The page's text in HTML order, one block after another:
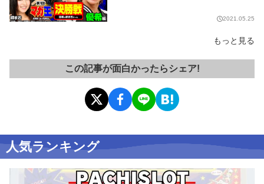
2021.05.25
もっと見る
この記事が面白かったらシェア!
人気ランキング